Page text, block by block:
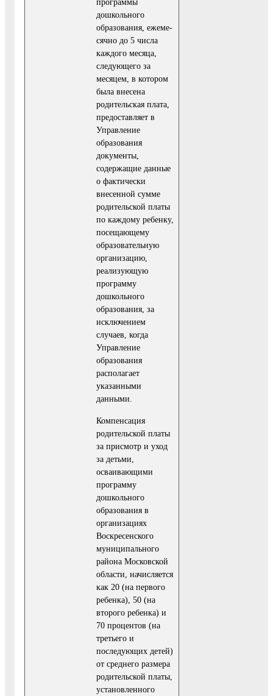
программы
дошкольного
образования, ежеме­
сячно до 5 числа
каждого месяца,
следующего за
месяцем, в котором
была внесена
родительская плата,
предоставляет в
Управление
образования
документы,
содержащие данные
о фактически
внесенной сумме
родительской платы
по каждому ребенку,
посещающему
образовательную
орга­низацию,
реализующую
программу
дошкольного
образования, за
исключением
случаев, когда
Управление
образования
располагает
указанными
данными.
Компенсация
родительской платы
за присмотр и уход
за детьми,
осваивающими
программу
дошкольного
образования в
организациях
Воскресенского
муниципального
района Московской
области, начисляется
как 20 (на первого
ребенка), 50 (на
второго ребенка) и
70 процентов (на
третьего и
последующих детей)
от среднего размера
родительской платы,
установленного